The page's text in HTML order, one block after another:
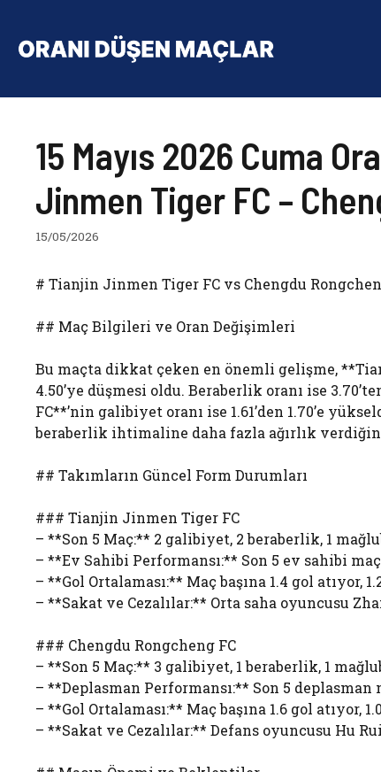
15 Mayıs 2026 Cuma
Jinmen Tiger FC –
15/05/2026
# Tianjin Jinmen Tiger FC vs Chengdu
## Maç Bilgileri ve Oran Değişimleri
Bu maçta dikkat çeken en önemli gelişme,
4.50’ye düşmesi oldu. Beraberlik oranı ise
FC**’nin galibiyet oranı ise 1.61’den 1.70’e
beraberlik ihtimaline daha fazla ağırlık
## Takımların Güncel Form Durumları
### Tianjin Jinmen Tiger FC
– **Son 5 Maç:** 2 galibiyet, 2 beraberlik, 1
– **Ev Sahibi Performansı:** Son 5 ev sahibi
– **Gol Ortalaması:** Maç başına 1.4 gol atıyor,
– **Sakat ve Cezalılar:** Orta saha oyuncusu
### Chengdu Rongcheng FC
– **Son 5 Maç:** 3 galibiyet, 1 beraberlik, 1
– **Deplasman Performansı:** Son 5
– **Gol Ortalaması:** Maç başına 1.6 gol atıyor,
– **Sakat ve Cezalılar:** Defans oyuncusu Hu